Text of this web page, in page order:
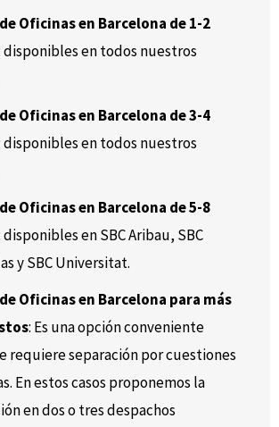
Oficinas en Barcelona de 1-2
disponibles en todos nuestros
Oficinas en Barcelona de 3-4
disponibles en todos nuestros
Oficinas en Barcelona de 5-8
disponibles en SBC Aribau, SBC
y SBC Universitat.
Oficinas en Barcelona para más
: Es una opción conveniente
requiere separación por cuestiones
En estos casos proponemos la
en dos o tres despachos